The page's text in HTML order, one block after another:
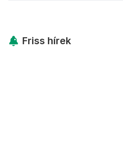
Friss hírek